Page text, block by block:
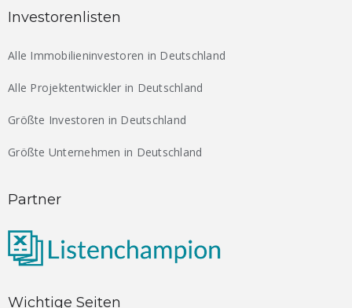
Investorenlisten
Alle Immobilieninvestoren in Deutschland
Alle Projektentwickler in Deutschland
Größte Investoren in Deutschland
Größte Unternehmen in Deutschland
Partner
Wichtige Seiten